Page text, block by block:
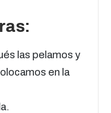
las pelamos y
en la